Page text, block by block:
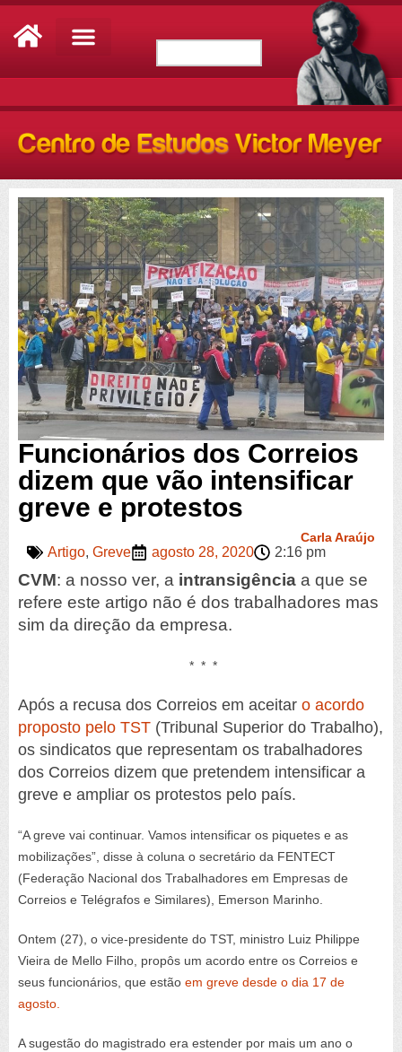
Funcionários dos Correios
dizem que vão intensificar
greve e protestos
Carla Araújo
Artigo, Greve agosto 28, 2020 2:16 pm
CVM: a nosso ver, a intransigência a que se
refere este artigo não é dos trabalhadores mas
sim da direção da empresa.
* * *
Após a recusa dos Correios em aceitar o acordo
proposto pelo TST (Tribunal Superior do Trabalho),
os sindicatos que representam os trabalhadores
dos Correios dizem que pretendem intensificar a
greve e ampliar os protestos pelo país.
“A greve vai continuar. Vamos intensificar os piquetes e as
mobilizações”, disse à coluna o secretário da FENTECT
(Federação Nacional dos Trabalhadores em Empresas de
Correios e Telégrafos e Similares), Emerson Marinho.
Ontem (27), o vice-presidente do TST, ministro Luiz Philippe
Vieira de Mello Filho, propôs um acordo entre os Correios e
seus funcionários, que estão em greve desde o dia 17 de
agosto.
A sugestão do magistrado era estender por mais um ano o